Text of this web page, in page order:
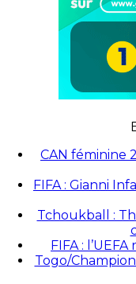
CAN féminine
FIFA : Gianni
Tchoukball :
FIFA :
Togo/